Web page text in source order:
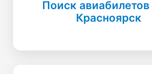
Поиск авиабилетов
Красноярск